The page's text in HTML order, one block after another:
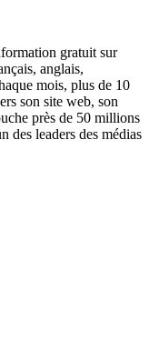
gratuit sur
anglais,
mois, plus de 10
son site web, son
près de 50 millions
des leaders des médias